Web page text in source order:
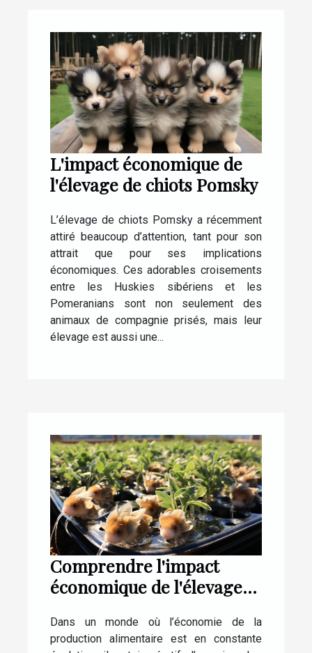
L'impact économique de
l'élevage de chiots Pomsky
L’élevage de chiots Pomsky a récemment
attiré beaucoup d’attention, tant pour son
attrait que pour ses implications
économiques. Ces adorables croisements
entre les Huskies sibériens et les
Pomeranians sont non seulement des
animaux de compagnie prisés, mais leur
élevage est aussi une...
Comprendre l'impact
économique de l'élevage
Dans un monde où l’économie de la
production alimentaire est en constante